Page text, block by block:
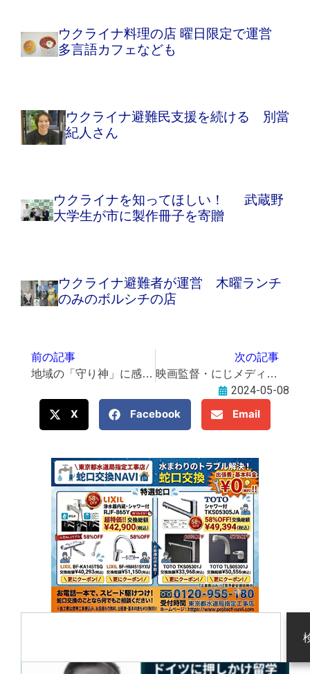
ウクライナ料理の店 曜日限定で運営
多言語カフェなども
ウクライナ避難民支援を続ける 別當
紀人さん
ウクライナを知ってほしい！ 武蔵野
大学生が市に製作冊子を寄贈
ウクライナ避難者が運営 木曜ランチ
のみのボルシチの店
前の記事
地域の「守り神」に感謝の集い 西武柳沢で
次の記事
映画監督・にじメディア共同代表 齋藤一男さん
2024-05-08
X
Facebook Email